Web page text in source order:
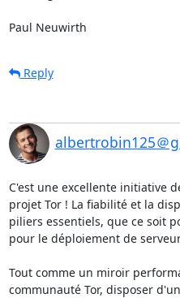
Paul Neuwirth
Reply
albertrobin125＠
C'est une excellente initiative
projet Tor ! La fiabilité et la
piliers essentiels, que ce soit
pour le déploiement de
Tout comme un miroir
communauté Tor, disposer